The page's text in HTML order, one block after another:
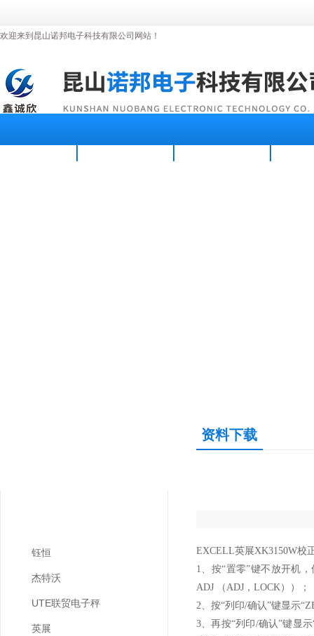
欢迎来到昆山诺邦电子科技有限公司网站！
钰恒
杰特沃
UTE联贸电子秤
英展
资料下载
EXCELL英展XK3150W校
1、按“置零”键不放开机
ADJ （ADJ，LOCK））；
2、按“列印/确认”键显示
3、再按“列印/确认”键显